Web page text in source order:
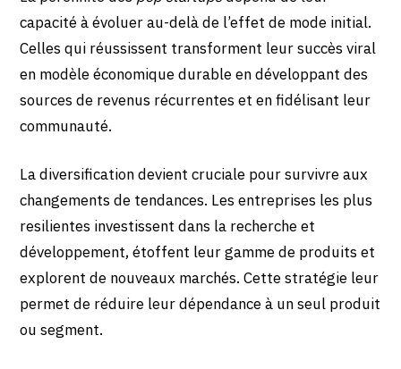
capacité à évoluer au-delà de l’effet de mode initial.
Celles qui réussissent transforment leur succès viral
en modèle économique durable en développant des
sources de revenus récurrentes et en fidélisant leur
communauté.
La diversification devient cruciale pour survivre aux
changements de tendances. Les entreprises les plus
resilientes investissent dans la recherche et
développement, étoffent leur gamme de produits et
explorent de nouveaux marchés. Cette stratégie leur
permet de réduire leur dépendance à un seul produit
ou segment.